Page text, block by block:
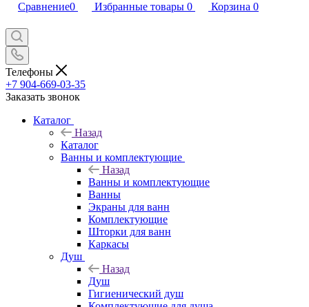
Сравнение0 Избранные товары 0 Корзина 0
Телефоны
+7 904-669-03-35
Заказать звонок
Каталог
Назад
Каталог
Ванны и комплектующие
Назад
Ванны и комплектующие
Ванны
Экраны для ванн
Комплектующие
Шторки для ванн
Каркасы
Душ
Назад
Душ
Гигиенический душ